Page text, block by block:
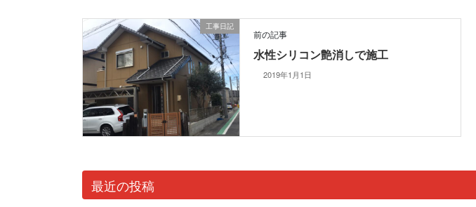
工事日記
前の記事
水性シリコン艶消しで施工
2019年1月1日
最近の投稿